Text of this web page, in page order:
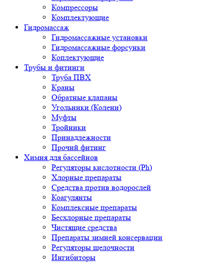
Компрессоры
Комплектующие
Гидромассаж
Гидромассажные установки
Гидромассажные форсунки
Коплектующие
Трубы и фитинги
Труба ПВХ
Краны
Обратные клапаны
Угольники (Колени)
Муфты
Тройники
Принадлежности
Прочий фитинг
Химия для бассейнов
Регуляторы кислотности (Ph)
Хлорные препараты
Средства против водорослей
Коагулянты
Комплексные препараты
Бесхлорные препараты
Чистящие средства
Препараты зимней консервации
Регуляторы щелочности
Ингибиторы